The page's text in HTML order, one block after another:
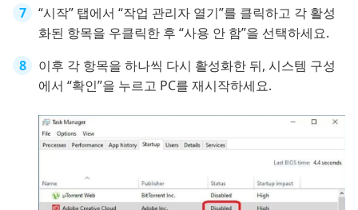
“시작” 탭에서 “작업 관리자 열기”를 클릭하고 각 활성
화된 항목을 우클릭한 후 “사용 안 함”을 선택하세요.
이후 각 항목을 하나씩 다시 활성화한 뒤, 시스템 구성
에서 “확인”을 누르고 PC를 재시작하세요.